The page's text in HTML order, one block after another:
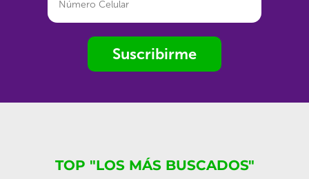
Suscribirme
TOP "LOS MÁS BUSCADOS"